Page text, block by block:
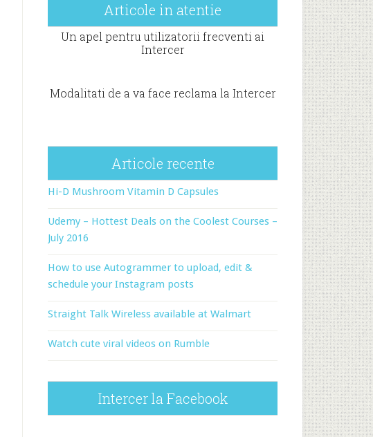
Articole in atentie
Un apel pentru utilizatorii frecventi ai
Intercer
Modalitati de a va face reclama la Intercer
Articole recente
Hi-D Mushroom Vitamin D Capsules
Udemy – Hottest Deals on the Coolest Courses –
July 2016
How to use Autogrammer to upload, edit &
schedule your Instagram posts
Straight Talk Wireless available at Walmart
Watch cute viral videos on Rumble
Intercer la Facebook